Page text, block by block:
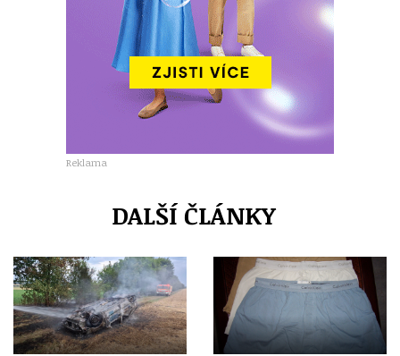
Reklama
DALŠÍ ČLÁNKY